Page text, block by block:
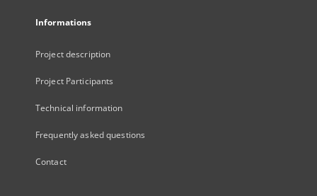
Informations
Project description
Project Participants
Technical information
Frequently asked questions
Contact